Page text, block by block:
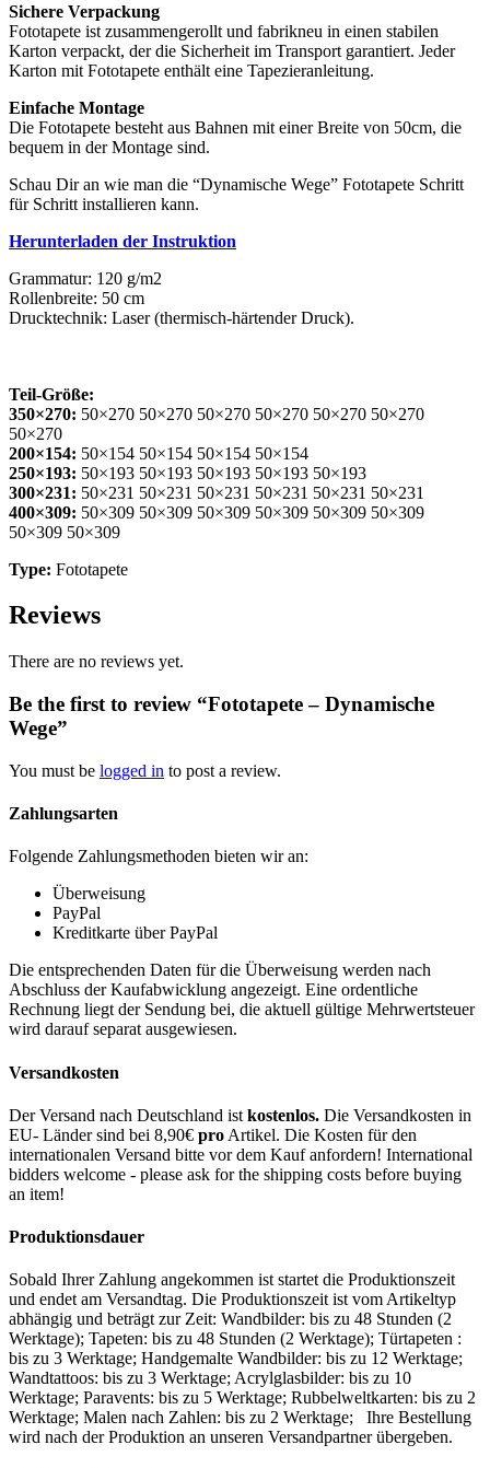
Sichere Verpackung
Fototapete ist zusammengerollt und fabrikneu in einen stabilen
Karton verpackt, der die Sicherheit im Transport garantiert. Jeder
Karton mit Fototapete enthält eine Tapezieranleitung.
Einfache Montage
Die Fototapete besteht aus Bahnen mit einer Breite von 50cm, die
bequem in der Montage sind.
Schau Dir an wie man die “Dynamische Wege” Fototapete Schritt
für Schritt installieren kann.
Herunterladen der Instruktion
Grammatur: 120 g/m2
Rollenbreite: 50 cm
Drucktechnik: Laser (thermisch-härtender Druck).
Teil-Größe:
350×270: 50×270 50×270 50×270 50×270 50×270 50×270
50×270
200×154: 50×154 50×154 50×154 50×154
250×193: 50×193 50×193 50×193 50×193 50×193
300×231: 50×231 50×231 50×231 50×231 50×231 50×231
400×309: 50×309 50×309 50×309 50×309 50×309 50×309
50×309 50×309
Type: Fototapete
Reviews
There are no reviews yet.
Be the first to review “Fototapete – Dynamische
Wege”
You must be logged in to post a review.
Zahlungsarten
Folgende Zahlungsmethoden bieten wir an:
Überweisung
PayPal
Kreditkarte über PayPal
Die entsprechenden Daten für die Überweisung werden nach
Abschluss der Kaufabwicklung angezeigt. Eine ordentliche
Rechnung liegt der Sendung bei, die aktuell gültige Mehrwertsteuer
wird darauf separat ausgewiesen.
Versandkosten
Der Versand nach Deutschland ist kostenlos. Die Versandkosten in
EU- Länder sind bei 8,90€ pro Artikel. Die Kosten für den
internationalen Versand bitte vor dem Kauf anfordern! International
bidders welcome - please ask for the shipping costs before buying
an item!
Produktionsdauer
Sobald Ihrer Zahlung angekommen ist startet die Produktionszeit
und endet am Versandtag. Die Produktionszeit ist vom Artikeltyp
abhängig und beträgt zur Zeit: Wandbilder: bis zu 48 Stunden (2
Werktage); Tapeten: bis zu 48 Stunden (2 Werktage); Türtapeten :
bis zu 3 Werktage; Handgemalte Wandbilder: bis zu 12 Werktage;
Wandtattoos: bis zu 3 Werktage; Acrylglasbilder: bis zu 10
Werktage; Paravents: bis zu 5 Werktage; Rubbelweltkarten: bis zu 2
Werktage; Malen nach Zahlen: bis zu 2 Werktage; Ihre Bestellung
wird nach der Produktion an unseren Versandpartner übergeben.